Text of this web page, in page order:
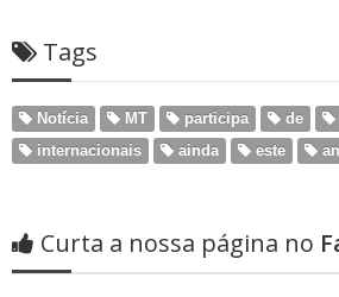
Tags
Notícia MT participa de
internacionais
ainda este
Curta a nossa página no